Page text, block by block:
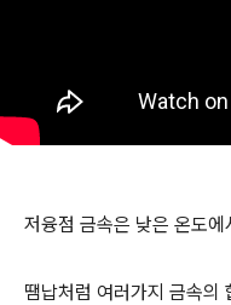
저융점 금속은 낮은 온도
땜납처럼 여러가지 금속의